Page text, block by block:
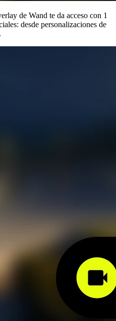
de Wand te da acceso con 1
desde personalizaciones de